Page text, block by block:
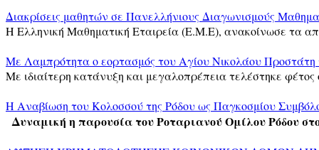
Διακρίσεις μαθητών σε Πανελλήνιους Διαγωνισμούς
Η Ελληνική Μαθηματική Εταιρεία (Ε.Μ.Ε), ανακοίνωσε τα
Με Λαμπρότητα ο εορτασμός του Αγίου Νικολάου
Με ιδιαίτερη κατάνυξη και μεγαλοπρέπεια τελέστηκε
Η Αναβίωση του Κολοσσού της Ρόδου ως Παγκοσμίου
Δυναμική η παρουσία του Ροταριανού Ομίλου Ρόδου